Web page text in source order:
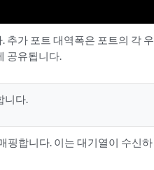
추가 포트 대역폭은 포트의 각 우
공유됩니다.
니다.
핑합니다. 이는 대기열이 수신하